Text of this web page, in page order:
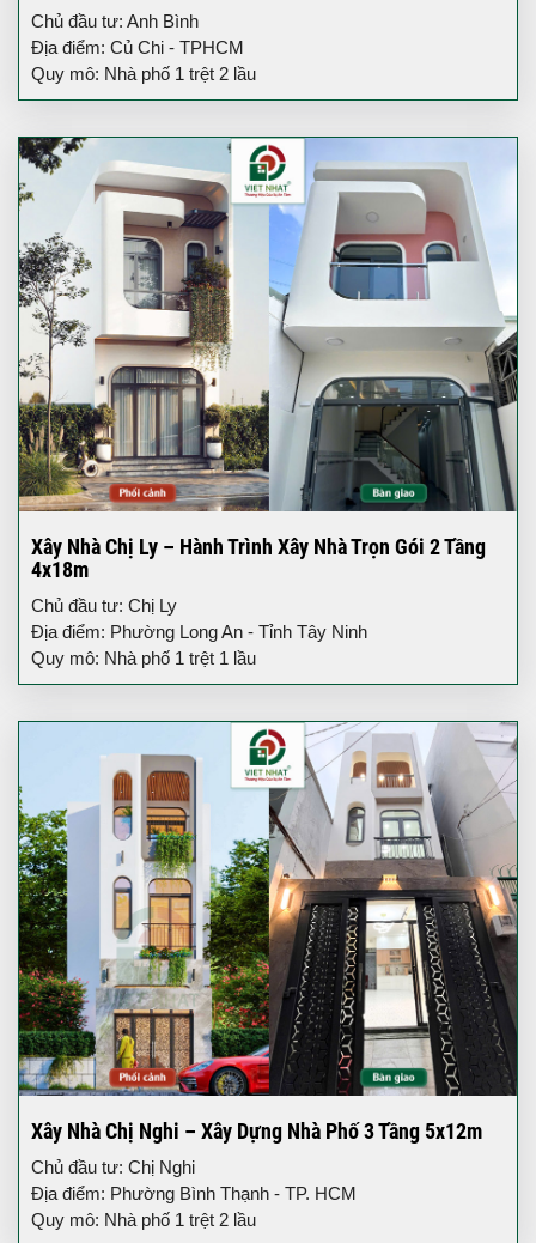
Chủ đầu tư: Anh Bình
Địa điểm: Củ Chi - TPHCM
Quy mô: Nhà phố 1 trệt 2 lầu
Xây Nhà Chị Ly – Hành Trình Xây Nhà Trọn Gói 2 Tầng
4x18m
Chủ đầu tư: Chị Ly
Địa điểm: Phường Long An - Tỉnh Tây Ninh
Quy mô: Nhà phố 1 trệt 1 lầu
Xây Nhà Chị Nghi – Xây Dựng Nhà Phố 3 Tầng 5x12m
Chủ đầu tư: Chị Nghi
Địa điểm: Phường Bình Thạnh - TP. HCM
Quy mô: Nhà phố 1 trệt 2 lầu